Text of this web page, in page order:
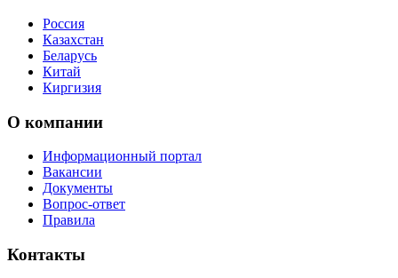
Россия
Казахстан
Беларусь
Китай
Киргизия
О компании
Информационный портал
Вакансии
Документы
Вопрос-ответ
Правила
Контакты